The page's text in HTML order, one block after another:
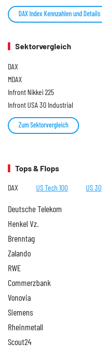
DAX Index Kennzahlen und Details
Sektorvergleich
DAX
MDAX
Infront Nikkei 225
Infront USA 30 Industrial
Zum Sektorvergleich
Tops & Flops
DAX US Tech 100 US 30
Deutsche Telekom
Henkel Vz.
Brenntag
Zalando
RWE
Commerzbank
Vonovia
Siemens
Rheinmetall
Scout24